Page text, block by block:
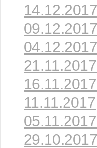
14.12.2017
09.12.2017
04.12.2017
21.11.2017
16.11.2017
11.11.2017
05.11.2017
29.10.2017